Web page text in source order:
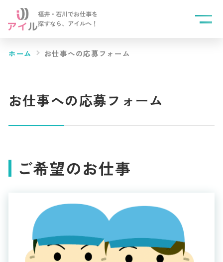
福井・石川でお仕事を
探すなら、 アイルへ！
ホーム お仕事への応募フォーム
お仕事への応募フォーム
ご希望のお仕事